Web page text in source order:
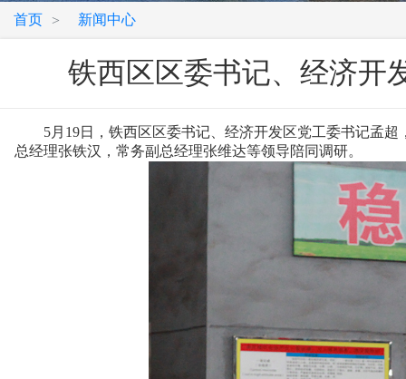
首页 > 新闻中心
铁西区区委书记、经济开
5月19日，铁西区区委书记、经济开发区党工委书记孟超
总经理张铁汉，常务副总经理张维达等领导陪同调研。